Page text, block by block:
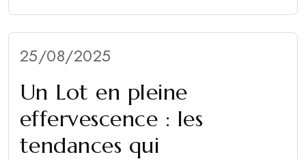
25/08/2025
Un Lot en pleine
effervescence : les
tendances qui